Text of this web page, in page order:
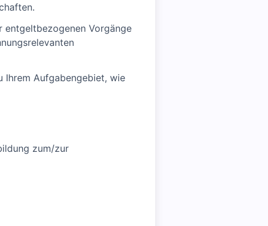
entgeltbezogenen Vorgänge
Ihrem Aufgabengebiet, wie
zum/zur